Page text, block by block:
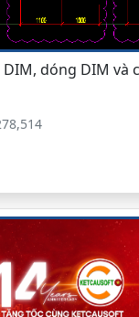
DIM, dóng DIM và